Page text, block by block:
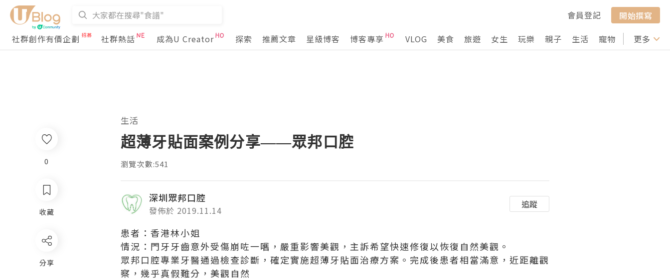
會員登記
開始撰寫
社群創作有價企劃
社群熱話 成為U Creator 探索 推薦文章 星級博客 博客專享 VLOG 美食 旅遊 女生 玩樂 親子 生活 寵物 行山 打卡
更多
生活
超薄牙貼面案例分享——眾邦口腔
瀏覽次數:541
深圳眾邦口腔
發佈於 2019.11.14
追蹤
患者：香港林小姐
情況：門牙牙齒意外受傷崩咗一嚿，嚴重影響美觀，主訴希望快速修復以恢復自然美觀。
眾邦口腔專業牙醫通過檢查診斷，確定實施超薄牙貼面治療方案。完成後患者相當滿意，近距離觀
察，幾乎真假難分，美觀自然
0
收藏
分享